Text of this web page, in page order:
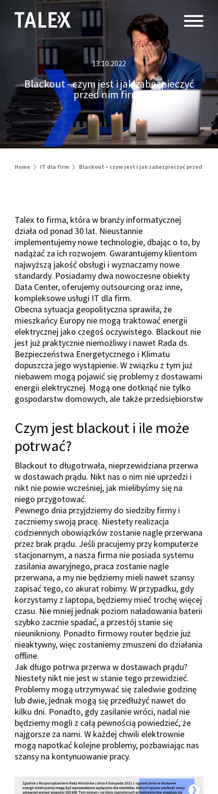
13.10.2022
Blackout - czym jest i jak zabezpieczyć
przed nim firmę
Home IT dla firm Blackout – czym jest i jak zabezpieczyć przed nim
Talex to firma, która w branży informatycznej
działa od ponad 30 lat. Nieustannie
implementujemy nowe technologie, dbając o to, by
nadążać za ich rozwojem. Gwarantujemy klientom
najwyższą jakość obsługi i wyznaczamy nowe
standardy. Posiadamy dwa nowoczesne obiekty
Data Center, oferujemy outsourcing oraz inne,
kompleksowe usługi IT dla firm.
Obecna sytuacja geopolityczna sprawiła, że
mieszkańcy Europy nie mogą traktować energii
elektrycznej jako czegoś oczywistego. Blackout nie
jest już praktycznie niemożliwy i nawet Rada ds.
Bezpieczeństwa Energetycznego i Klimatu
dopuszcza jego wystąpienie. W związku z tym już
niebawem mogą pojawić się problemy z dostawami
energii elektrycznej. Mogą one dotknąć nie tylko
gospodarstw domowych, ale także przedsiębiorstw
Czym jest blackout i ile może
potrwać?
Blackout to długotrwała, nieprzewidziana przerwa
w dostawach prądu. Nikt nas o nim nie uprzedzi i
nikt nie powie wcześniej, jak mielibyśmy się na
niego przygotować.
Pewnego dnia przyjdziemy do siedziby firmy i
zaczniemy swoją pracę. Niestety realizacja
codziennych obowiązków zostanie nagle przerwana
przez brak prądu. Jeśli pracujemy przy komputerze
stacjonarnym, a nasza firma nie posiada systemu
zasilania awaryjnego, praca zostanie nagle
przerwana, a my nie będziemy mieli nawet szansy
zapisać tego, co akurat robimy. W przypadku, gdy
korzystamy z laptopa, będziemy mieć trochę więcej
czasu. Nie mniej jednak poziom naładowania baterii
szybko zacznie spadać, a przestój stanie się
nieunikniony. Ponadto firmowy router będzie już
nieaktywny, więc zostaniemy zmuszeni do działania
offline.
Jak długo potrwa przerwa w dostawach prądu?
Niestety nikt nie jest w stanie tego przewidzieć.
Problemy mogą utrzymywać się zaledwie godzinę
lub dwie, jednak mogą się przedłużyć nawet do
kilku dni. Ponadto, gdy zasilanie wróci, nadal nie
będziemy mogli z całą pewnością powiedzieć, że
najgorsze za nami. W każdej chwili elektrownie
mogą napotkać kolejne problemy, pozbawiając nas
szansy na kontynuowanie pracy.